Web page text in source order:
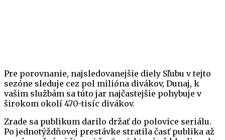
Pre porovnanie, najsledovanejšie diely Sľubu v tejto
sezóne sleduje cez pol milióna divákov, Dunaj, k
vašim službám sa túto jar najčastejšie pohybuje v
širokom okolí 470-tisíc divákov.
Zrade sa publikum darilo držať do polovice seriálu.
Po jednotýždňovej prestávke stratila časť publika až